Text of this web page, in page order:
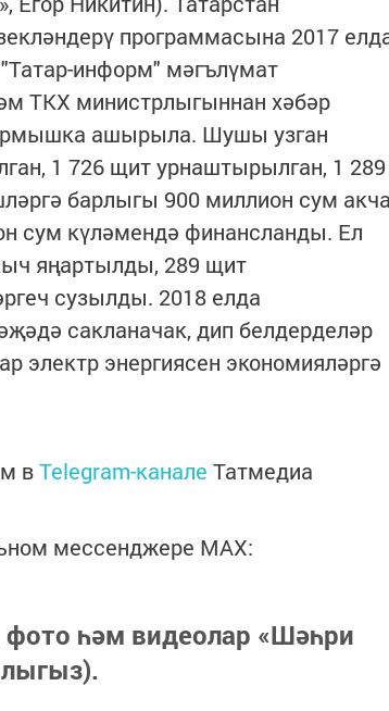
программасына 2017
информ" мәгълүмат
ТКХ министрлыгыннан хәбәр
ашырыла. Шушы узган
1 726 щит урнаштырылган, 1 289
барлыгы 900 миллион сум
сум күләмендә финансланды. Ел
яңартылды, 289 щит
сузылды. 2018 елда
сакланачак, дип белдерделәр
электр энергиясен экономияләргә
вTelegram-канале Татмедиа
мессенджере MАХ:
һәм видеолар «Шәһри